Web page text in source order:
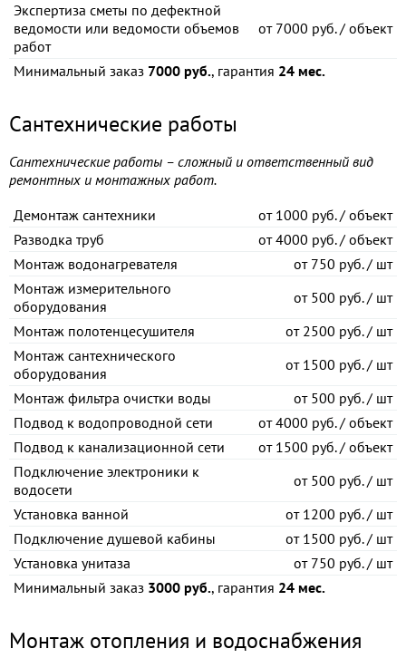
Экспертиза сметы по дефектной
ведомости или ведомости объемов
работ
от7000 руб. / объект
Минимальный заказ 7000 руб., гарантия 24 мес.
Сантехнические работы
Сантехнические работы – сложный и ответственный вид
ремонтных и монтажных работ.
Демонтаж сантехники
от1000 руб. / объект
Разводка труб
от4000 руб. / объект
Монтаж водонагревателя
от750 руб. / шт
Монтаж измерительного
оборудования
от500 руб. / шт
Монтаж полотенцесушителя
от2500 руб. / шт
Монтаж сантехнического
оборудования
от1500 руб. / шт
Монтаж фильтра очистки воды
от500 руб. / шт
Подвод к водопроводной сети
от4000 руб. / объект
Подвод к канализационной сети
от1500 руб. / объект
Подключение электроники к
водосети
от500 руб. / шт
Установка ванной
от1200 руб. / шт
Подключение душевой кабины
от1500 руб. / шт
Установка унитаза
от750 руб. / шт
Минимальный заказ 3000 руб., гарантия 24 мес.
Монтаж отопления и водоснабжения